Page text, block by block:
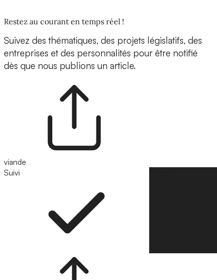
Restez au courant en temps réel !
Suivez des thématiques, des projets législatifs, des
entreprises et des personnalités pour être notifié
dès que nous publions un article.
viande
Suivi